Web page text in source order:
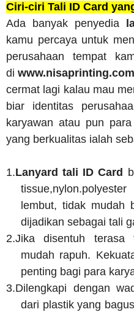
Ciri-ciri Tali ID Card
Ada banyak penyedia
kamu percaya untuk
perusahaan tempat
di
cermat lagi kalau mau
biar identitas
karyawan atau pun
yang berkualitas ialah
1.Lanyard tali ID Card
lembut, tidak mudah
dijadikan sebagai tali
2.Jika disentuh terasa
mudah rapuh.
penting bagi para
3.Dilengkapi dengan
dari plastik yang